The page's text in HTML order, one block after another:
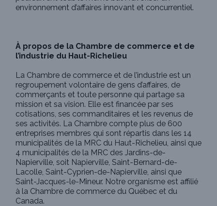
environnement d’affaires innovant et concurrentiel.
À propos de la Chambre de commerce et de
l’industrie du Haut-Richelieu
La Chambre de commerce et de l’industrie est un
regroupement volontaire de gens d’affaires, de
commerçants et toute personne qui partage sa
mission et sa vision. Elle est financée par ses
cotisations, ses commanditaires et les revenus de
ses activités. La Chambre compte plus de 600
entreprises membres qui sont répartis dans les 14
municipalités de la MRC du Haut-Richelieu, ainsi que
4 municipalités de la MRC des Jardins-de-
Napierville, soit Napierville, Saint-Bernard-de-
Lacolle, Saint-Cyprien-de-Napierville, ainsi que
Saint-Jacques-le-Mineur. Notre organisme est affilié
à la Chambre de commerce du Québec et du
Canada.